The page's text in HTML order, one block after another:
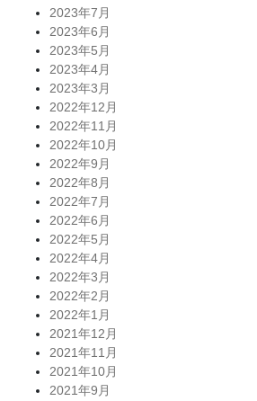
2023年7月
2023年6月
2023年5月
2023年4月
2023年3月
2022年12月
2022年11月
2022年10月
2022年9月
2022年8月
2022年7月
2022年6月
2022年5月
2022年4月
2022年3月
2022年2月
2022年1月
2021年12月
2021年11月
2021年10月
2021年9月